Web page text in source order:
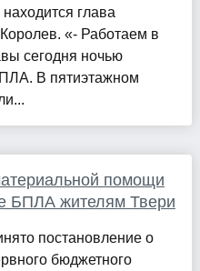
глава
«- Работаем в
сегодня ночью
В пятиэтажном
помощи
БПЛА жителям Твери
постановление о
бюджетного